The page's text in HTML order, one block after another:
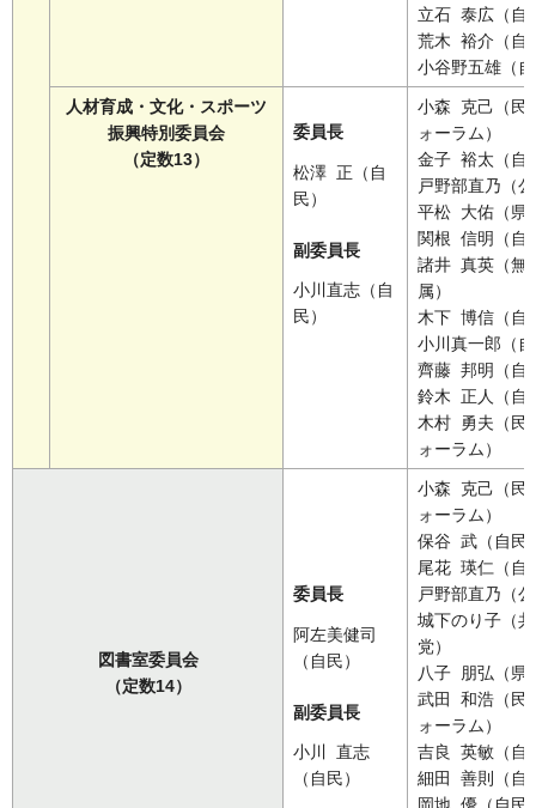
立石 泰広（自
荒木 裕介（自
小谷野五雄（
人材育成・文化・スポーツ
振興特別委員会
（定数13）
委員長
松澤 正（自
民）
副委員長
小川直志（自
民）
小森 克己（民
ォーラム）
金子 裕太（自
戸野部直乃（
平松 大佑（県
関根 信明（自
諸井 真英（無
属）
木下 博信（自
小川真一郎（
齊藤 邦明（自
鈴木 正人（自
木村 勇夫（民
ォーラム）
図書室委員会
（定数14）
委員長
阿左美健司
（自民）
副委員長
小川 直志
（自民）
小森 克己（民
ォーラム）
保谷 武（自民
尾花 瑛仁（自
戸野部直乃（
城下のり子（
党）
八子 朋弘（県
武田 和浩（民
ォーラム）
吉良 英敏（自
細田 善則（自